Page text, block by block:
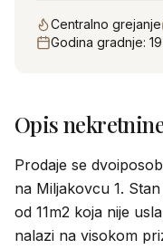
Centralno grejanje
Godina gradnje:
Opis
Prodaje se
na Miljakovcu 1.
od 11m2 koja nije
nalazi na visokom